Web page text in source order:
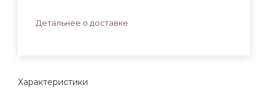
Характеристики
Детальнее о доставке